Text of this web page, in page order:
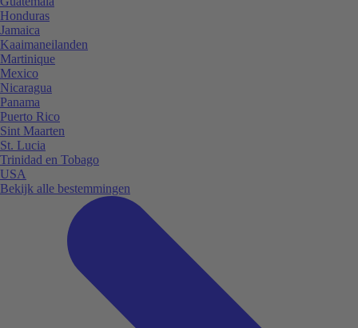
Honduras
Jamaica
Kaaimaneilanden
Martinique
Mexico
Nicaragua
Panama
Puerto Rico
Sint Maarten
St. Lucia
Trinidad en Tobago
USA
Bekijk alle bestemmingen